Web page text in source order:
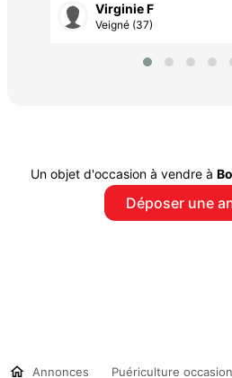
Virginie F
Veigné (37)
Un objet d'occasion à vendre à
Déposer une
Annonces Puériculture occasion